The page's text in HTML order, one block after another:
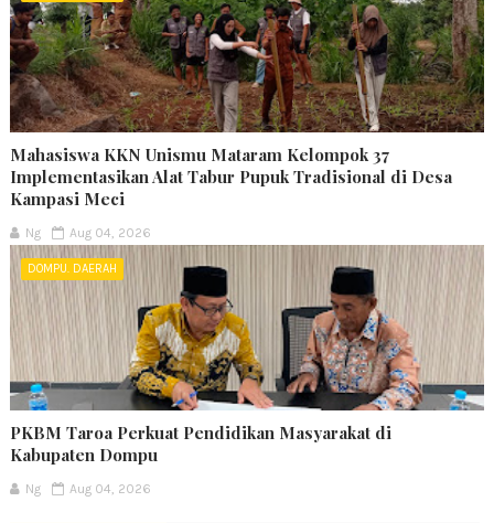
Mahasiswa KKN Unismu Mataram Kelompok 37
Implementasikan Alat Tabur Pupuk Tradisional di Desa
Kampasi Meci
Ng Aug 04, 2026
DOMPU. DAERAH
PKBM Taroa Perkuat Pendidikan Masyarakat di
Kabupaten Dompu
Ng Aug 04, 2026